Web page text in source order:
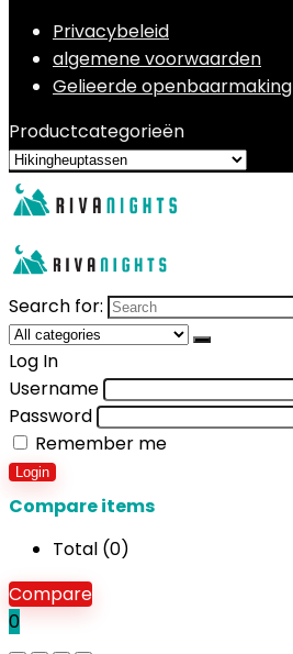
Privacybeleid
algemene voorwaarden
Gelieerde openbaarmaking
Productcategorieën
Search for:
Log In
Username
Password
Remember me
Login
Compare items
Total (0)
Compare
0